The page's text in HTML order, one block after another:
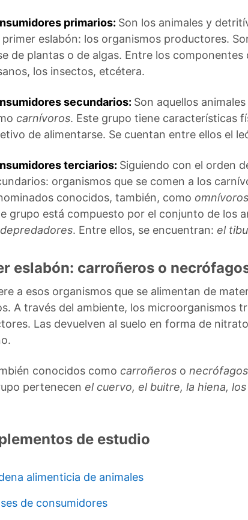
primarios: Son los animales y
primer eslabón: los organismos productores.
de plantas o de algas. Entre los
los insectos, etcétera.
secundarios: Son aquellos
carnívoros. Este grupo tiene características
de alimentarse. Se cuentan entre ellos el
terciarios: Siguiendo con el orden
organismos que se comen a los
conocidos, también, como omnívoros
grupo está compuesto por el conjunto de los
depredadores. Entre ellos, se encuentran: el
eslabón: carroñeros o
a esos organismos que se alimentan de
A través del ambiente, los microorganismos
Las devuelven al suelo en forma de
conocidos como carroñeros o necrófagos
pertenecen el cuervo, el buitre, la hiena,
de estudio
alimenticia de animales
de consumidores